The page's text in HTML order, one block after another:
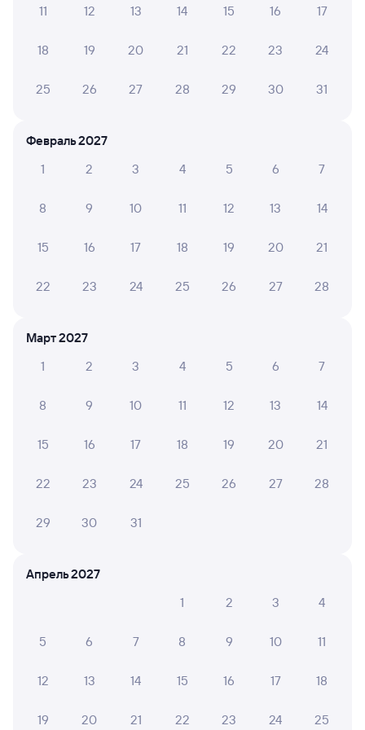
А ещё здесь можно найти
Обратные билеты из Кипелово в Заборье
Отели
11 12 13 14 15 16 17
18 19 20 21 22 23 24
25 26 27 28 29 30 31
Февраль 2027
1
2 3 4 5 6 7
8 9 10 11 12 13 14
15 16 17 18 19 20 21
22 23 24 25 26 27 28
Март 2027
1
2 3 4 5 6 7
8 9 10 11 12 13 14
15 16 17 18 19 20 21
22 23 24 25 26 27 28
29 30 31
Апрель 2027
1
2 3 4
5 6 7 8 9 10 11
12 13 14 15 16 17 18
19 20 21 22 23 24 25